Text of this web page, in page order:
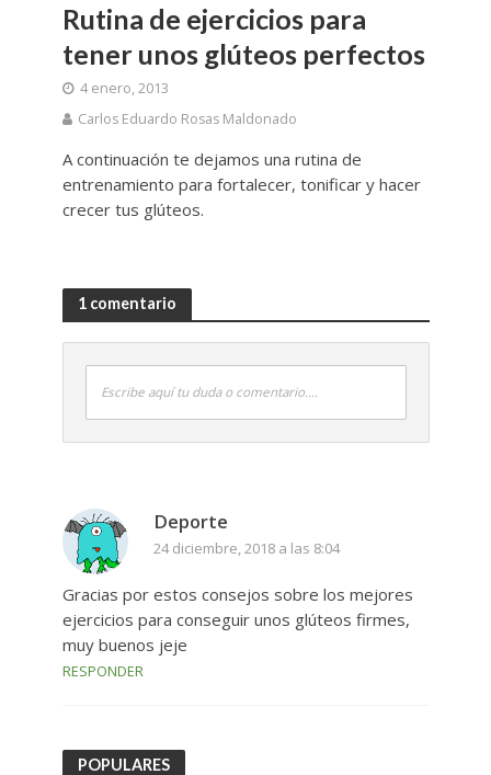
Rutina de ejercicios para
tener unos glúteos perfectos
4 enero, 2013
Carlos Eduardo Rosas Maldonado
A continuación te dejamos una rutina de
entrenamiento para fortalecer, tonificar y hacer
crecer tus glúteos.
1 comentario
Escribe aquí tu duda o comentario....
Deporte
24 diciembre, 2018 a las 8:04
Gracias por estos consejos sobre los mejores
ejercicios para conseguir unos glúteos firmes,
muy buenos jeje
RESPONDER
POPULARES